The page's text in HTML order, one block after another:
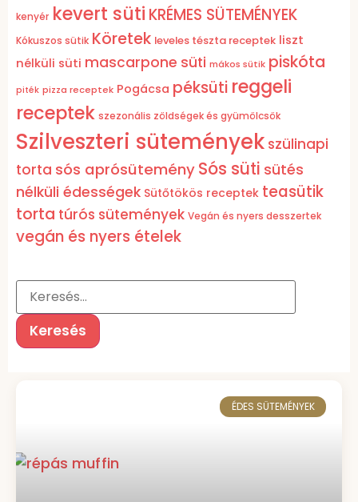
kenyér kevert süti KRÉMES SÜTEMÉNYEK
Kókuszos sütik Köretek leveles tészta receptek liszt
nélküli süti mascarpone süti mákos sütik piskóta
piték pizza receptek Pogácsa péksüti reggeli
receptek szezonális zöldségek és gyümölcsök
Szilveszteri sütemények szülinapi
torta sós aprósütemény Sós süti sütés
nélküli édességek Sütőtökös receptek teasütik
torta túrós sütemények Vegán és nyers desszertek
vegán és nyers ételek
ÉDES SÜTEMÉNYEK